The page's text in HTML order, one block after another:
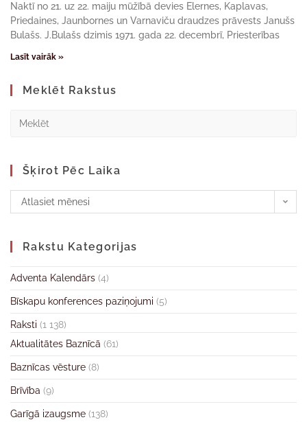
Naktī no 21. uz 22. maiju mūžībā devies Elernes, Kaplavas,
Priedaines, Jaunbornes un Varnaviču draudzes prāvests Janušs
Bulašs. J.Bulašs dzimis 1971. gada 22. decembrī, Priesterības
Lasīt vairāk »
Meklēt Rakstus
Šķirot Pēc Laika
Atlasiet mēnesi
Rakstu Kategorijas
Adventa Kalendārs (4)
Bīskapu konferences paziņojumi (5)
Raksti (1 138)
Aktualitātes Baznīcā (61)
Baznīcas vēsture (8)
Brīvība (9)
Garīgā izaugsme (138)